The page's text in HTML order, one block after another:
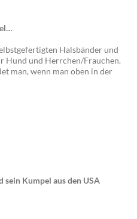
Halsbänder und
Hund und Herrchen/Frauchen.
man, wenn man oben in der
Kumpel aus den USA